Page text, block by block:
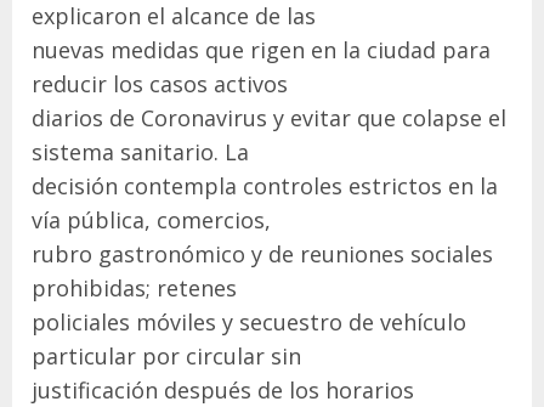
explicaron el alcance de las
nuevas medidas que rigen en la ciudad para
reducir los casos activos
diarios de Coronavirus y evitar que colapse el
sistema sanitario. La
decisión contempla controles estrictos en la
vía pública, comercios,
rubro gastronómico y de reuniones sociales
prohibidas; retenes
policiales móviles y secuestro de vehículo
particular por circular sin
justificación después de los horarios